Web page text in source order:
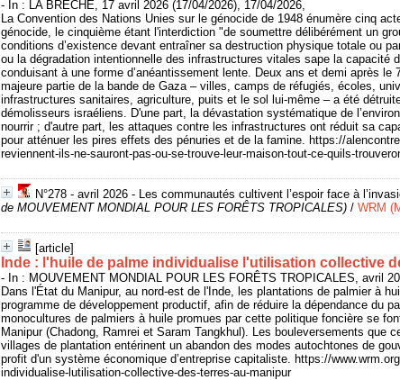
- In : LA BRÈCHE, 17 avril 2026 (17/04/2026), 17/04/2026,
La Convention des Nations Unies sur le génocide de 1948 énumère cinq
génocide, le cinquième étant l'interdiction "de soumettre délibérément un
conditions d’existence devant entraîner sa destruction physique totale ou
ou la dégradation intentionnelle des infrastructures vitales sape la capacité
conduisant à une forme d’anéantissement lente. Deux ans et demi après le
majeure partie de la bande de Gaza – villes, camps de réfugiés, écoles,
infrastructures sanitaires, agriculture, puits et le sol lui-même – a été
démolisseurs israéliens. D'une part, la dévastation systématique de
nourrir ; d'autre part, les attaques contre les infrastructures ont réduit sa
pour atténuer les pires effets des pénuries et de la famine. https://
reviennent-ils-ne-sauront-pas-ou-se-trouve-leur-maison-tout-ce-quils-
N°278 - avril 2026 - Les communautés cultivent l’espoir face à
de MOUVEMENT MONDIAL POUR LES FORÊTS TROPICALES) / WRM
[article]
Inde : l'huile de palme individualise l'utilisation collective
- In : MOUVEMENT MONDIAL POUR LES FORÊTS TROPICALES, avril
Dans l'État du Manipur, au nord-est de l'Inde, les plantations de palmier à
programme de développement productif, afin de réduire la dépendance du
monocultures de palmiers à huile promues par cette politique foncière se
Manipur (Chadong, Ramrei et Saram Tangkhul). Les bouleversements que
villages de plantation entérinent un abandon des modes autochtones de
profit d'un système économique d’entreprise capitaliste. https://
individualise-lutilisation-collective-des-terres-au-manipur